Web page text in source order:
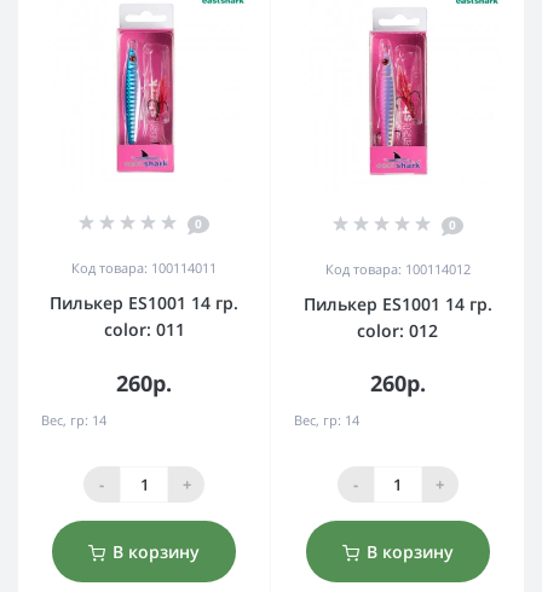
0
Код товара: 100114011
Пилькер ES1001 14 гр.
color: 011
260р.
Вес, гр: 14
- +
В корзину
0
Код товара: 100114012
Пилькер ES1001 14 гр.
color: 012
260р.
Вес, гр: 14
- +
В корзину